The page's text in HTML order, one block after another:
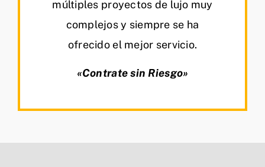
múltiples proyectos de lujo muy
complejos y siempre se ha
ofrecido el mejor servicio.
«Contrate sin Riesgo»